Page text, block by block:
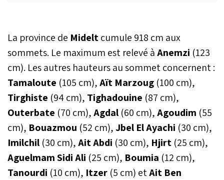
sur le réseau routier
national et à garantir la
aux importantes chutes de
neige enregistrées dans
plusieurs provinces du
Haut et du Moyen Atlas,
des hauts plateaux de
l’Oriental et du Rif, ainsi
qu’aux fortes pluies
orageuses ayant affecté
de nombreuses régions
du Royaume depuis la nuit
du lundi 15 décembre
La province de Mideltcumule 918 cm aux
sommets. Le maximum est relevé àAnemzi (123
cm). Les autres hauteurs au sommet concernent :
Tamaloute (105 cm),Aït Marzoug (100 cm),
Tirghiste (94 cm), Tighadouine (87 cm),
Outerbate (70 cm),Agdal (60 cm),Agoudim (55
cm), Bouazmou (52 cm),Jbel El Ayachi (30 cm),
Imilchil (30 cm),Ait Abdi (30 cm), Hjirt (25 cm),
Aguelmam Sidi Ali (25 cm), Boumia (12 cm),
Tanourdi (10 cm), Itzer (5 cm) etAit Ben